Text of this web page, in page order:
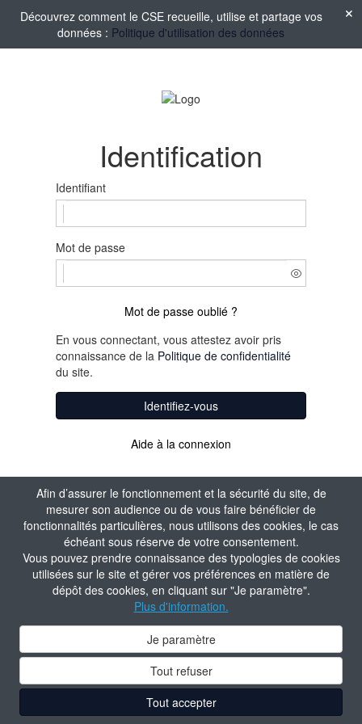
Afin d’assurer le fonctionnement et la sécurité du site, de
mesurer son audience ou de vous faire bénéficier de
fonctionnalités particulières, nous utilisons des cookies, le cas
échéant sous réserve de votre consentement.
Vous pouvez prendre connaissance des typologies de cookies
utilisées sur le site et gérer vos préférences en matière de
dépôt des cookies, en cliquant sur "Je paramètre".
Plus d'information.
Je paramètre
Tout refuser
Tout accepter
Découvrez comment le CSE recueille, utilise et partage vos
données : Politique d'utilisation des données
Identification
Identifiant
Mot de passe
Mot de passe oublié ?
En vous connectant, vous attestez avoir pris
connaissance de la Politique de confidentialité
du site.
Identifiez-vous
Aide à la connexion